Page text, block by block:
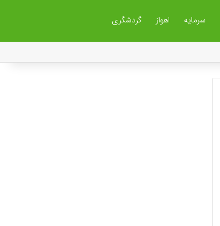
سرمایه اهواز گردشگری